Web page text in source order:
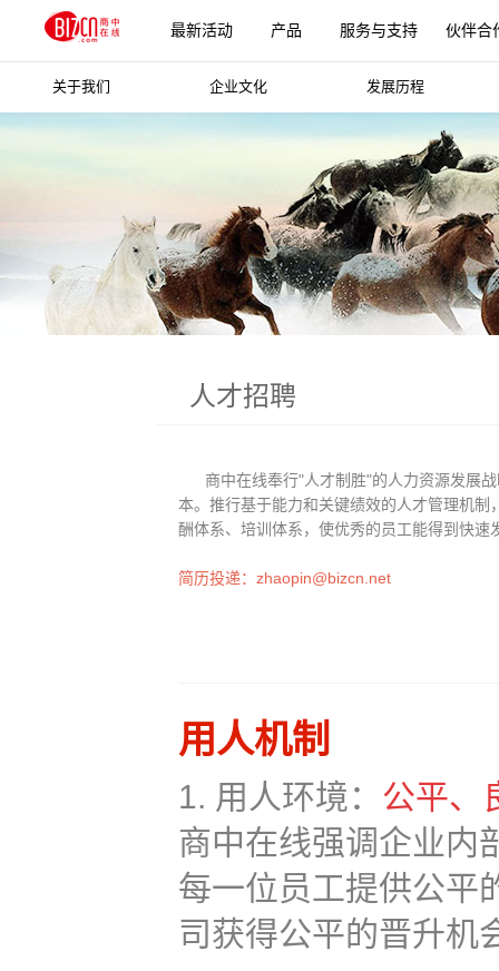
最新活动 产品 服务与支持 伙伴合
更多产品
关于我们 企业文化 发展历程
人才招聘
商中在线奉行"人才制胜"的人力资源发展
本。推行基于能力和关键绩效的人才管理机
酬体系、培训体系，使优秀的员工能得到快速
简历投递： zhaopin@bizcn.net
用人机制
1. 用人环境： 公平、
商中在线强调企业内
每一位员工提供公平
司获得公平的晋升机